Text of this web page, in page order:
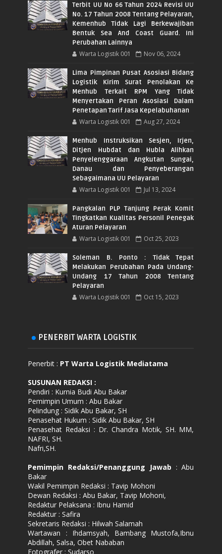
Terbit UU No 66 Tahun 2024 Revisi UU
No. 17 Tahun 2008 Tentang Pelayaran,
Kemenhub Tidak Lagi Berkewajiban
Bentuk Sea And Coast Guard. Ini
Perubahan Lainnya
Warta Logistik 001 Nov 06, 2024
Lima Pimpinan Pusat Asosiasi Bidang
Logistik Kirim Surat Penolakan Ke
Menhub Terkait RPM Yang Tidak
Menyertakan Peran Asosiasi Dalam
Penetapan Tarif Jasa Kepelabuhanan
Warta Logistik 001 Aug 27, 2024
Menhub Instruksikan Sesjen, Irjen,
Ditjen Hubdat dan Hubla Alihkan
Penyelenggaraan Angkutan Sungai,
Danau dan Penyeberangan
Sebagaimana UU Pelayaran
Warta Logistik 001 Jul 13, 2024
Pangkalan PLP Tanjung Perak Komit
Tingkatkan Kualitas Personil Penegak
Aturan Pelayaran
Warta Logistik 001 Oct 25, 2023
Soleman B. Ponto : Tidak Tepat
Melakukan Perubahan Pada Undang-
Undang 17 Tahun 2008 Tentang
Pelayaran
Warta Logistik 001 Oct 15, 2023
PENERBIT WARTA LOGISTIK
Penerbit : PT Warta Logistik Mediatama
SUSUNAN REDAKSI :
Pendiri : Kurnia Budi Abu Bakar
Pemimpin Umum : Abu Bakar
Pelindung : Sidik Abu Bakar, SH
Penasehat Hukum : Sidik Abu Bakar, SH
Penasehat Redaksi : Dr. Chandra Motik, SH. MM,
NAFRI, SH.
Nafri,SH.
Pemimpin Redaksi/Penanggung Jawab : Abu
Bakar
Wakil Pemimpin Redaksi : Tavip Mohoni
Dewan Redaksi : Abu Bakar, Tavip Mohoni,
Redaktur Pelaksana : Ibnu Hamid
Redaktur : Safira
Sekretaris Redaksi : Hilwah Salamah
Wartawan : Ihdamsyah, Bambang Mustofa,Ibnu
Abdillah, Salsa, Obet Nababan
Fotografer : Sudarso